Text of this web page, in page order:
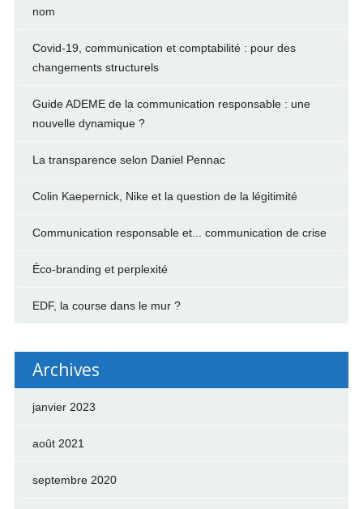
nom
Covid-19, communication et comptabilité : pour des
changements structurels
Guide ADEME de la communication responsable : une
nouvelle dynamique ?
La transparence selon Daniel Pennac
Colin Kaepernick, Nike et la question de la légitimité
Communication responsable et... communication de crise
Éco-branding et perplexité
EDF, la course dans le mur ?
Archives
janvier 2023
août 2021
septembre 2020